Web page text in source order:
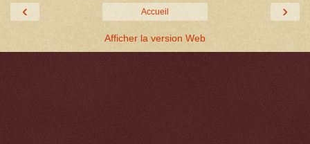
‹ ›
Accueil
Afficher la version Web